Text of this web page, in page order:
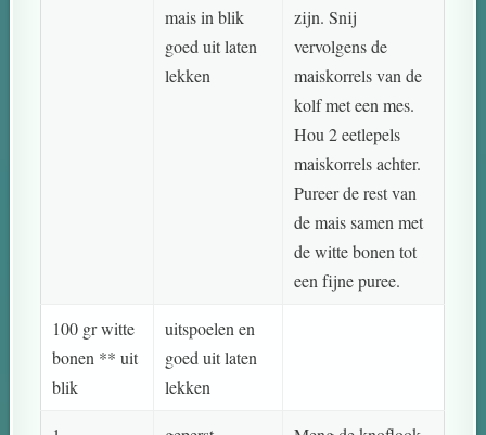
mais in blik
goed uit laten
lekken
zijn. Snij
vervolgens de
maiskorrels van de
kolf met een mes.
Hou 2 eetlepels
maiskorrels achter.
Pureer de rest van
de mais samen met
de witte bonen tot
een fijne puree.
100 gr witte
bonen ** uit
blik
uitspoelen en
goed uit laten
lekken